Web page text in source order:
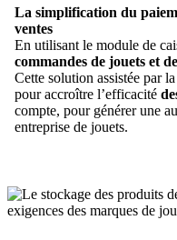
La simplification du
ventes
En utilisant le module de
commandes de jouets et
Cette solution assistée par la
pour accroître l’efficacité
compte, pour générer une
entreprise de jouets.